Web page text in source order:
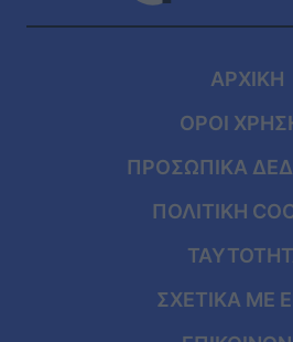
ΑΡΧΙΚΗ
ΟΡΟΙ
ΠΡΟΣΩΠΙΚΑ
ΠΟΛΙΤΙΚΗ
ΣΧΕΤΙΚΑ ΜΕ